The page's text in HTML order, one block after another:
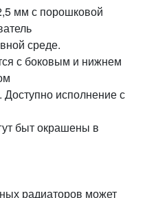
мм с порошковой
среде.
с боковым и нижнем
исполнение с
быт окрашены в
радиаторов может